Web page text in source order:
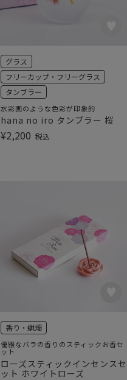
グラス
フリーカップ・フリーグラス
タンブラー
水彩画のような色彩が印象的
hana no iro タンブラー 桜
¥2,200 税込
香り・蝋燭
優雅なバラの香りのスティックお香セ
ット
ローズスティックインセンスセ
ット ホワイトローズ